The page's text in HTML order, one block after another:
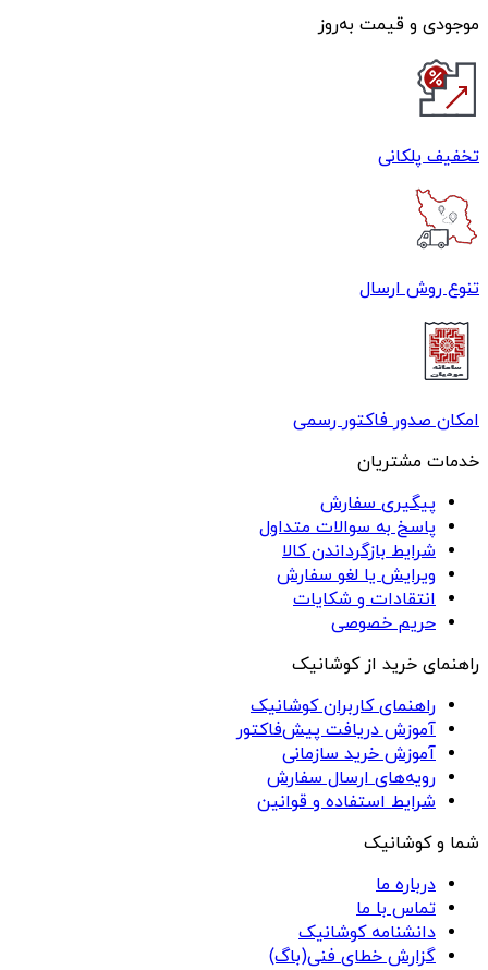
موجودی و قیمت به‌روز
تخفیف پلکانی
تنوع روش ارسال
امکان صدور فاکتور رسمی
خدمات مشتریان
پیگیری سفارش
پاسخ به سوالات متداول
شرایط بازگرداندن کالا
ویرایش یا لغو سفارش
انتقادات و شکایات
حریم خصوصی
راهنمای خرید از کوشانیک
راهنمای کاربران کوشانیک
آموزش دریافت پیش‌فاکتور
آموزش خرید سازمانی
رویه‌های ارسال سفارش
شرایط استفاده و قوانین
شما و کوشانیک
درباره ما
تماس با ما
دانشنامه کوشانیک
گزارش خطای فنی(باگ)